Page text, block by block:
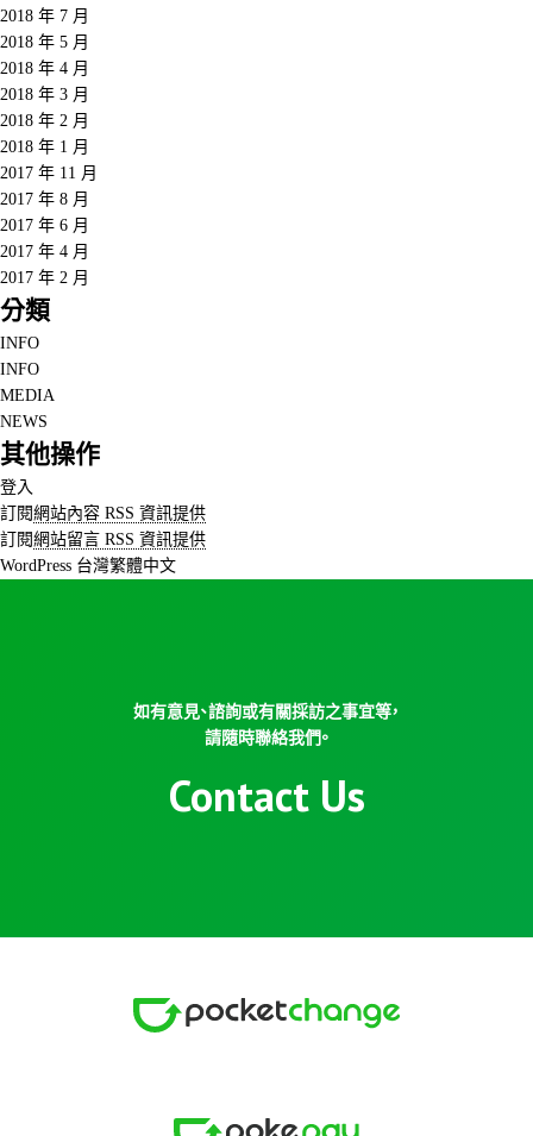
2018 年 7 月
2018 年 5 月
2018 年 4 月
2018 年 3 月
2018 年 2 月
2018 年 1 月
2017 年 11 月
2017 年 8 月
2017 年 6 月
2017 年 4 月
2017 年 2 月
分類
INFO
INFO
MEDIA
NEWS
其他操作
登入
訂閱網站內容 RSS 資訊提供
訂閱網站留言 RSS 資訊提供
WordPress 台灣繁體中文
如有意見、諮詢或有關採訪之事宜等，
請隨時聯絡我們。
Contact Us